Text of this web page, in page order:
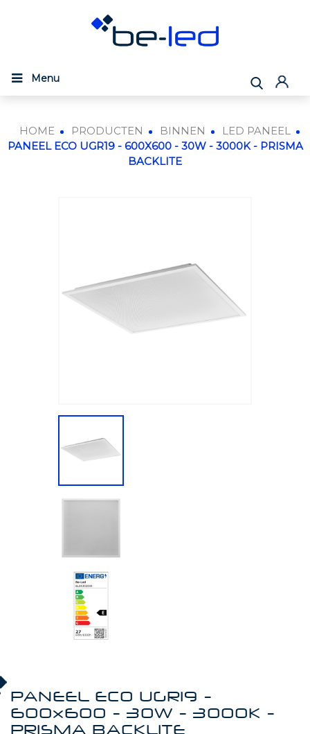
Menu
HOME PRODUCTEN BINNEN
LED PANEEL
PANEEL ECO UGR19 - 600X600 - 30W - 3000K - PRISMA
BACKLITE
PANEEL ECO UGR19 -
600x600 - 30W - 3000K -
PRISMA BACKLITE